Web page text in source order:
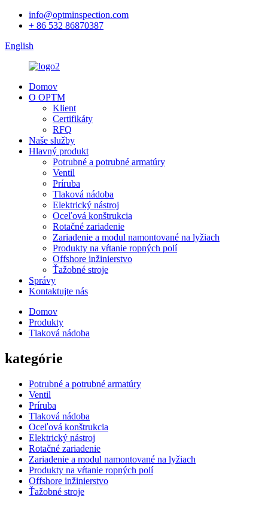
info@optminspection.com
+ 86 532 86870387
English
Domov
O OPTM
Klient
Certifikáty
RFQ
Naše služby
Hlavný produkt
Potrubné a potrubné armatúry
Ventil
Príruba
Tlaková nádoba
Elektrický nástroj
Oceľová konštrukcia
Rotačné zariadenie
Zariadenie a modul namontované na lyžiach
Produkty na vŕtanie ropných polí
Offshore inžinierstvo
Ťažobné stroje
Správy
Kontaktujte nás
Domov
Produkty
Tlaková nádoba
kategórie
Potrubné a potrubné armatúry
Ventil
Príruba
Tlaková nádoba
Oceľová konštrukcia
Elektrický nástroj
Rotačné zariadenie
Zariadenie a modul namontované na lyžiach
Produkty na vŕtanie ropných polí
Offshore inžinierstvo
Ťažobné stroje